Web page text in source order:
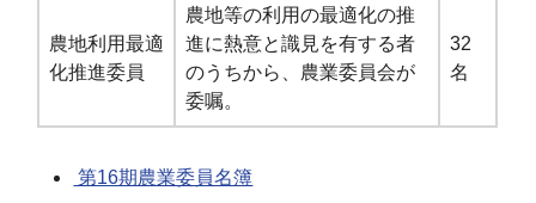
農地利用最適
化推進委員
農地等の利用の最適化の推
進に熱意と識見を有する者
のうちから、農業委員会が
委嘱。
32
名
第16期農業委員名簿